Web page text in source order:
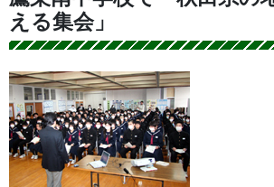
える集会」